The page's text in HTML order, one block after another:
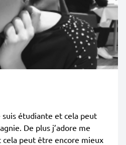
suis étudiante et cela peut
De plus j’adore me
cela peut être encore mieux